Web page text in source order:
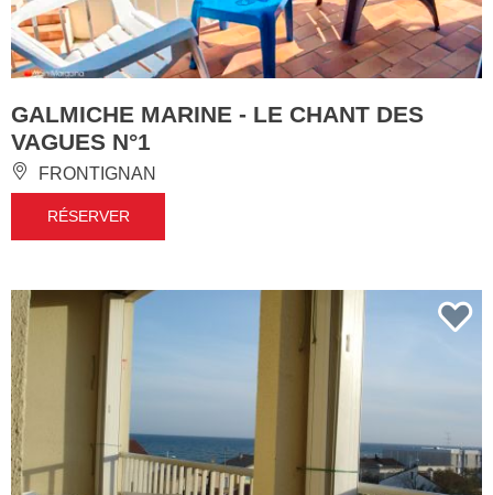
GALMICHE MARINE - LE CHANT DES
VAGUES N°1
FRONTIGNAN
RÉSERVER